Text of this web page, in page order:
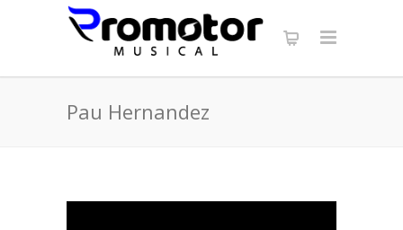
Pau Hernandez